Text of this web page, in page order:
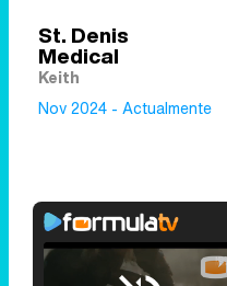
St. Denis
Medical
Keith
Nov 2024 - Actualmente